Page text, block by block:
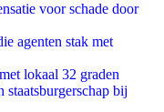
voor schade door
agenten stak met
lokaal 32 graden
bij